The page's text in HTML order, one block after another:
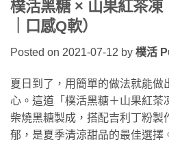
樸活黑糖 × 山果紅茶凍
｜口感Q軟）
Posted on 2021-07-12 by 樸活
夏日到了，用簡單的做法就能做
心。這道「樸活黑糖＋山果紅茶
柴燒黑糖製成，搭配吉利丁粉製
郁，是夏季清涼甜品的最佳選擇